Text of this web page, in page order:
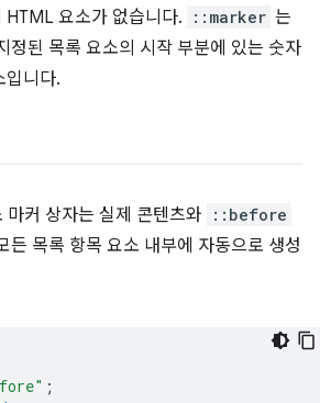
HTML 요소가 없습니다.
::marker 는
정된 목록 요소의 시작 부분에 있는 숫자
입니다.
마커 상자는 실제 콘텐츠와 ::before
든 목록 항목 요소 내부에 자동으로 생성
;